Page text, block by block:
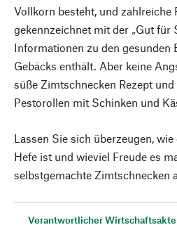
Vollkorn besteht, und zahlreiche
gekennzeichnet mit der „Gut für
Informationen zu den gesunden
Gebäcks enthält. Aber keine
süße Zimtschnecken Rezept
Pestorollen mit Schinken und
Lassen Sie sich überzeugen,
Hefe ist und wieviel Freude es
selbstgemachte Zimtschnecken
Verantwortlicher